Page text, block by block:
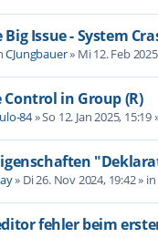
Big Issue - System
CJungbauer» Mi 12. Feb
Control in Group (R)
84»So 12. Jan 2025, 15:19
» Di 26. Nov 2024, 19:42» in
fehler beim